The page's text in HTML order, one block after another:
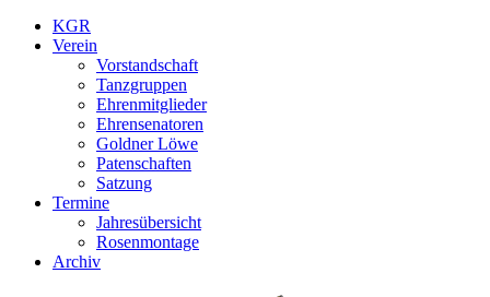
KGR
Verein
Vorstandschaft
Tanzgruppen
Ehrenmitglieder
Ehrensenatoren
Goldner Löwe
Patenschaften
Satzung
Termine
Jahresübersicht
Rosenmontage
Archiv